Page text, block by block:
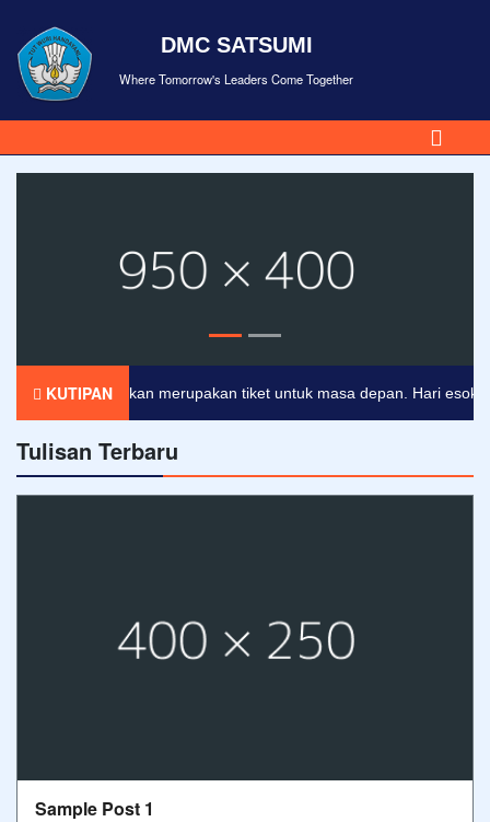
DMC SATSUMI
Where Tomorrow's Leaders Come Together
KUTIPAN
Pendidikan merupakan tiket untuk masa depan. Hari esok
Tulisan Terbaru
Sample Post 1